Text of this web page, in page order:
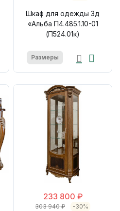
Шкаф для одежды 3д
«Альба П4.485.1.10-01
(П524.01к)
Размеры
233 800 ₽
303 940 ₽ -30%